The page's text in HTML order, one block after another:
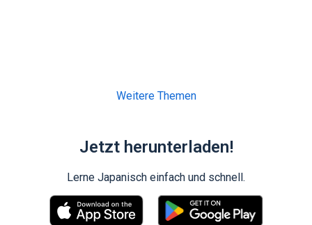
Weitere Themen
Jetzt herunterladen!
Lerne Japanisch einfach und schnell.